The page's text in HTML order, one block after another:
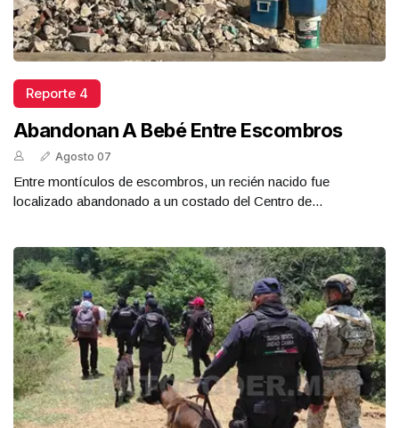
Reporte 4
Abandonan A Bebé Entre Escombros
Agosto 07
Entre montículos de escombros, un recién nacido fue
localizado abandonado a un costado del Centro de...